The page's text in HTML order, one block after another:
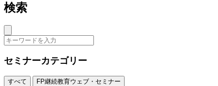
検索
セミナーカテゴリー
すべて
FP継続教育ウェブ・セミナー